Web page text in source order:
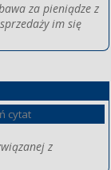
za pieniądze z
im się
cytat
z